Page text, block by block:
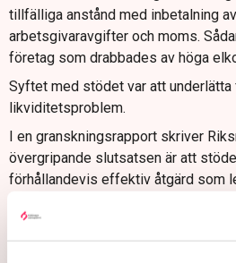
tillfälliga anstånd med inbetalning
arbetsgivaravgifter och moms.
företag som drabbades av höga
Syftet med stödet var att
likviditetsproblem.
I en granskningsrapport skriver
övergripande slutsatsen är att
förhållandevis effektiv åtgärd som
Men man pekar också på brister.